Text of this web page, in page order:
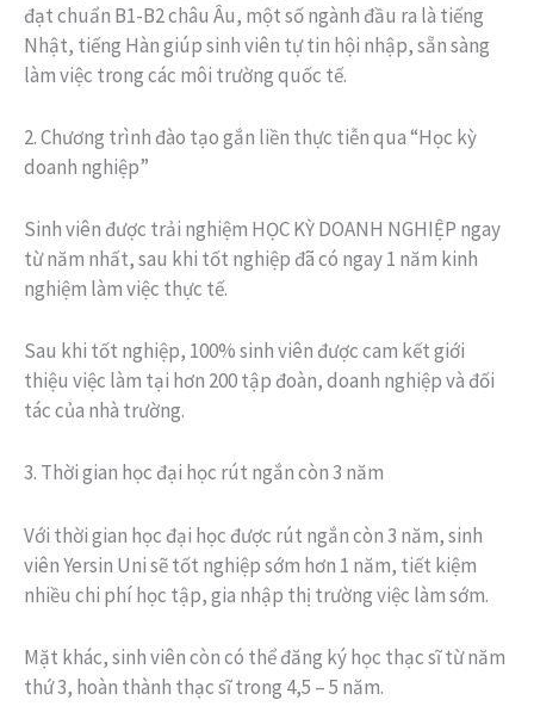
đạt chuẩn B1-B2 châu Âu, một số ngành đầu ra là tiếng
Nhật, tiếng Hàn giúp sinh viên tự tin hội nhập, sẵn sàng
làm việc trong các môi trường quốc tế.
2. Chương trình đào tạo gắn liền thực tiễn qua “Học kỳ
doanh nghiệp”
Sinh viên được trải nghiệm HỌC KỲ DOANH NGHIỆP ngay
từ năm nhất, sau khi tốt nghiệp đã có ngay 1 năm kinh
nghiệm làm việc thực tế.
Sau khi tốt nghiệp, 100% sinh viên được cam kết giới
thiệu việc làm tại hơn 200 tập đoàn, doanh nghiệp và đối
tác của nhà trường.
3. Thời gian học đại học rút ngắn còn 3 năm
Với thời gian học đại học được rút ngắn còn 3 năm, sinh
viên Yersin Uni sẽ tốt nghiệp sớm hơn 1 năm, tiết kiệm
nhiều chi phí học tập, gia nhập thị trường việc làm sớm.
Mặt khác, sinh viên còn có thể đăng ký học thạc sĩ từ năm
thứ 3, hoàn thành thạc sĩ trong 4,5 – 5 năm.